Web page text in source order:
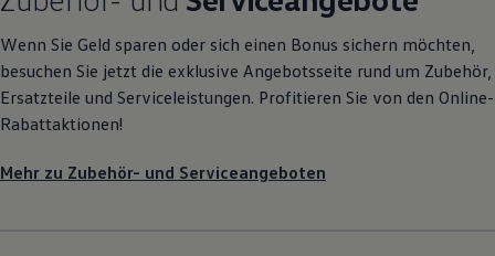
Wenn Sie Geld sparen oder sich einen Bonus sichern möchten,
besuchen Sie jetzt die exklusive Angebotsseite rund um Zubehör,
Ersatzteile und Serviceleistungen. Profitieren Sie von den Online-
Rabattaktionen!
Mehr zu Zubehör- und Serviceangeboten